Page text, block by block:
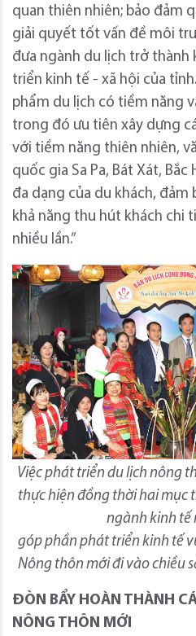
quan thiên nhiên; bảo đảm
giải quyết tốt vấn đề môi
đưa ngành du lịch trở
triển kinh tế - xã hội của
phẩm du lịch có tiềm năng
trong đó ưu tiên xây dựng
với tiềm năng thiên nhiên,
quốc gia Sa Pa, Bát Xát,
đa dạng của du khách, đảm
khả năng thu hút khách chi
nhiều lần.”
Việc phát triển du lịch nông
thực hiện đồng thời hai mục
ngành kinh tế
góp phần phát triển kinh tế
Nông thôn mới đi vào chiều
ĐÒN BẨY HOÀN THÀNH
NÔNG THÔN MỚI